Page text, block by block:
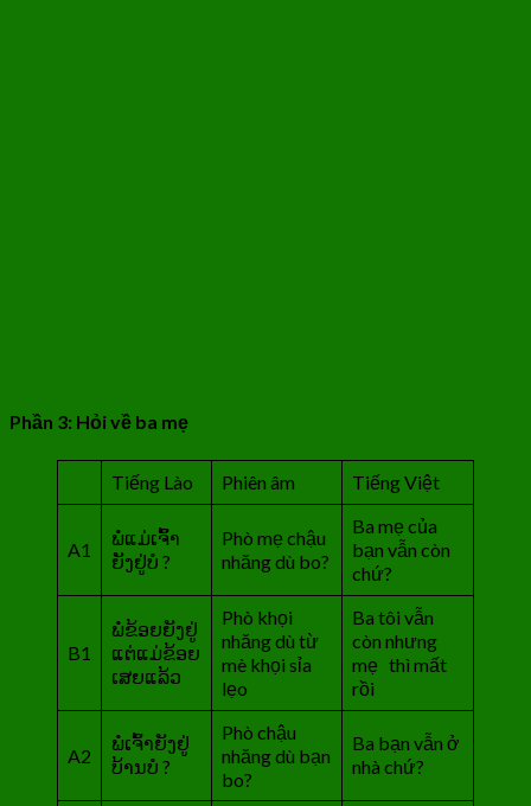
Phần 3: Hỏi về ba mẹ
Tiếng Lào Phiên âm Tiếng Việt
A1
ພໍ່ແມ່ເຈົ້າ
ຍັງຢູ່ບໍ ?
Phò mẹ chậu
nhăng dù bo?
Ba mẹ của
bạn vẫn còn
chứ?
B1
ພໍ່ຂ້ອຍຍັງຢູ່
ແຕ່ແມ່ຂ້ອຍ
ເສຍແລ້ວ
Phò khọi
nhăng dù từ
mè khọi sỉa
lẹo
Ba tôi vẫn
còn nhưng
mẹ thì mất
rồi
A2
ພໍ່ເຈົ້າຍັງຢູ່
ບ້ານບໍ ?
Phò chậu
nhăng dù bạn
bo?
Ba bạn vẫn ở
nhà chứ?